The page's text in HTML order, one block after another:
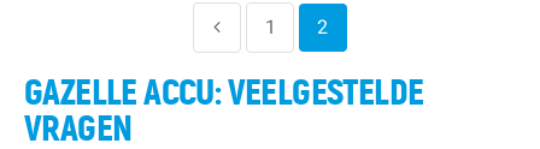
1 2
GAZELLE ACCU: VEELGESTELDE
VRAGEN